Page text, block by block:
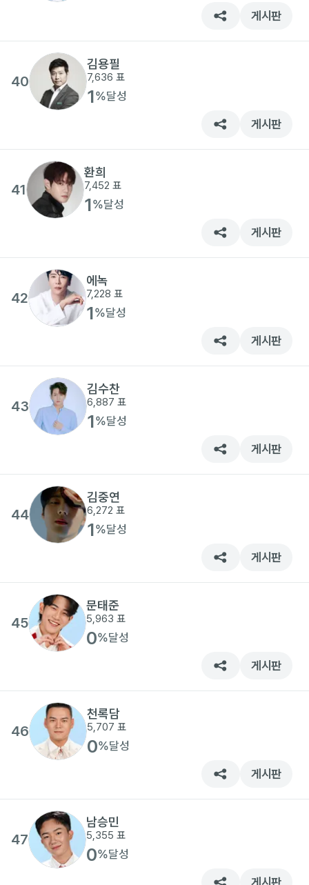
게시판
40
김용필
7,636 표
1%달성
게시판
41
환희
7,452 표
1%달성
게시판
42
에녹
7,228 표
1%달성
게시판
43
김수찬
6,887 표
1%달성
게시판
44
김중연
6,272 표
1%달성
게시판
45
문태준
5,963 표
0%달성
게시판
46
천록담
5,707 표
0%달성
게시판
47
남승민
5,355 표
0%달성
게시판